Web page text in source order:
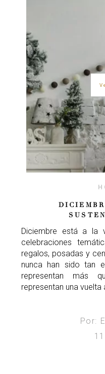
Diciembre está a la
celebraciones
regalos, posadas y
nunca han sido tan
representan más
representan una vuelta
Por: